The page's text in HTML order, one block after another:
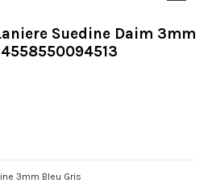
Suedine Daim 3mm
3mm Bleu Gris